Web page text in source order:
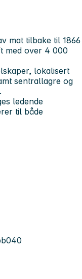
mat tilbake til 1866
med over 4 000
lokalisert
sentrallagre og
ledende
til både